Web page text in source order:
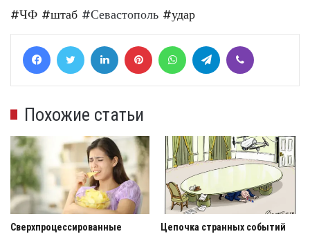
#ЧФ #штаб #Севастополь #удар
FacebookTwitter LinkedIn Pinterest WhatsAppTelegram
Похожие статьи
Сверхпроцессированные
Цепочка странных событий